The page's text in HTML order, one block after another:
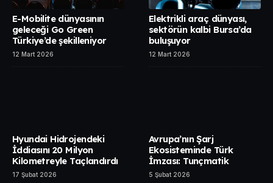
E-Mobilite dünyasının
geleceği Go Green
Türkiye’de şekilleniyor
12 Mart 2026
Elektrikli araç dünyası,
sektörün kalbi Bursa’da
buluşuyor
12 Mart 2026
Hyundai Hidrojendeki
İddiasını 20 Milyon
Kilometreyle Taçlandırdı
17 Şubat 2026
Avrupa’nın Şarj
Ekosisteminde Türk
İmzası: Tunçmatik
5 Şubat 2026